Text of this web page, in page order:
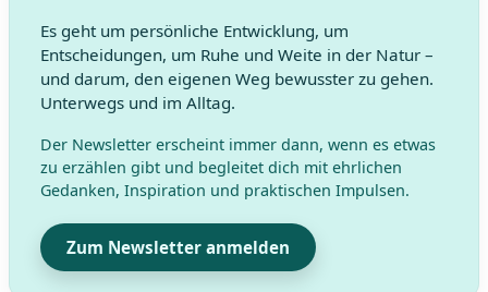
Es geht um persönliche Entwicklung, um
Entscheidungen, um Ruhe und Weite in der Natur –
und darum, den eigenen Weg bewusster zu gehen.
Unterwegs und im Alltag.
Der Newsletter erscheint immer dann, wenn es etwas
zu erzählen gibt und begleitet dich mit ehrlichen
Gedanken, Inspiration und praktischen Impulsen.
Zum Newsletter anmelden